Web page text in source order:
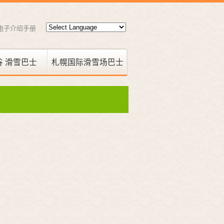
子介绍手册
滑雪巴士 札幌国际滑雪场巴士
国際スキー場線